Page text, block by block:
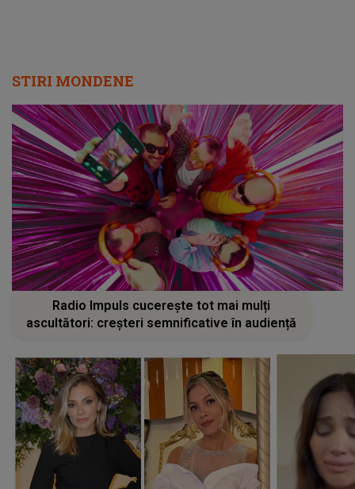
STIRI MONDENE
Radio Impuls cucerește tot mai mulți
ascultători: creșteri semnificative în audiență